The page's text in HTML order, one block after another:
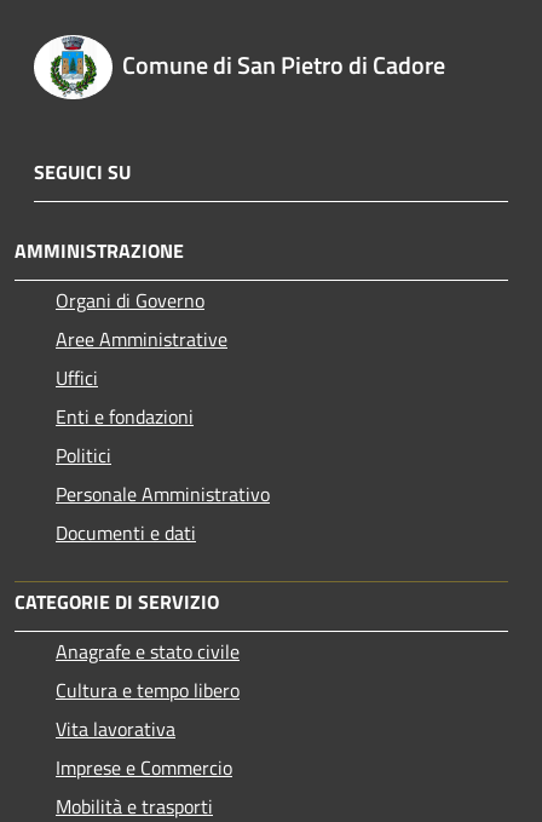
Comune di San Pietro di Cadore
SEGUICI SU
AMMINISTRAZIONE
Organi di Governo
Aree Amministrative
Uffici
Enti e fondazioni
Politici
Personale Amministrativo
Documenti e dati
CATEGORIE DI SERVIZIO
Anagrafe e stato civile
Cultura e tempo libero
Vita lavorativa
Imprese e Commercio
Mobilità e trasporti